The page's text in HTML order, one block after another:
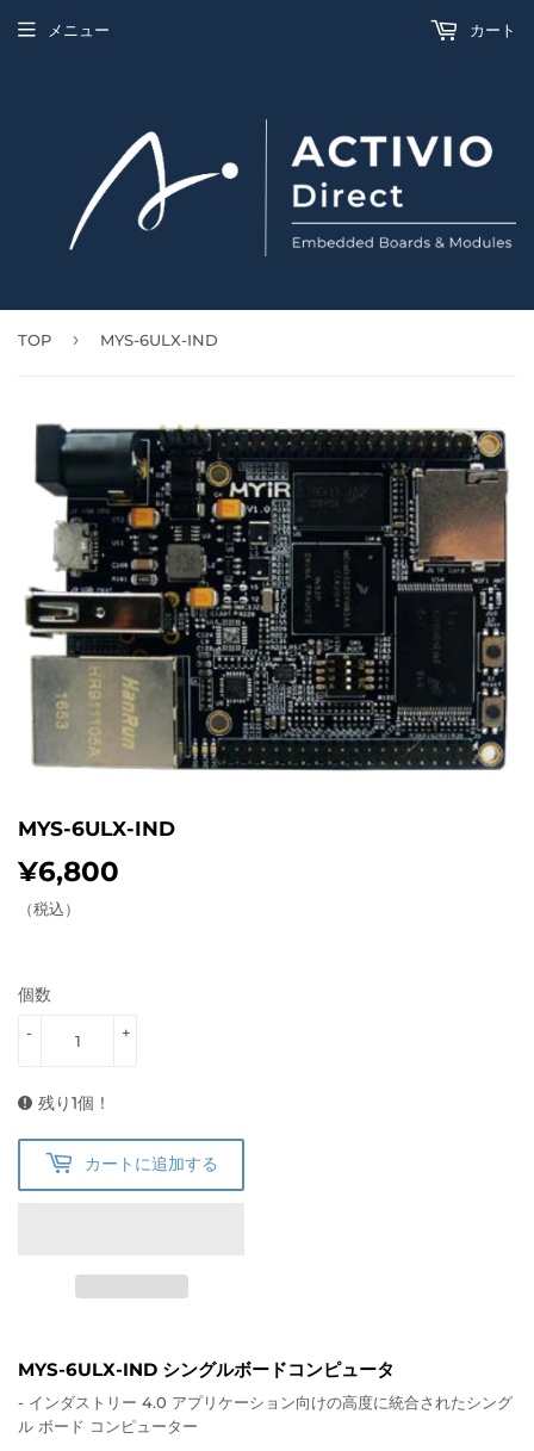
メニュー カート
TOP › MYS-6ULX-IND
MYS-6ULX-IND
¥6,800
（税込）
個数
+
-
残り1個！
カートに追加する
MYS-6ULX-IND シングルボードコンピュータ
- インダストリー 4.0 アプリケーション向けの高度に統合されたシング
ル ボード コンピューター